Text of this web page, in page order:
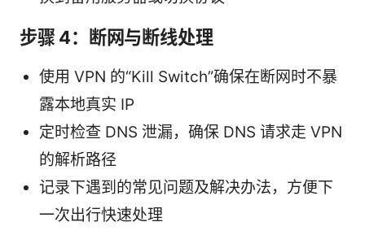
步骤 4：断网与断线处理
使用 VPN 的“Kill Switch”确保在断网时不暴
露本地真实 IP
定时检查 DNS 泄漏，确保 DNS 请求走 VPN
的解析路径
记录下遇到的常见问题及解决办法，方便下
一次出行快速处理